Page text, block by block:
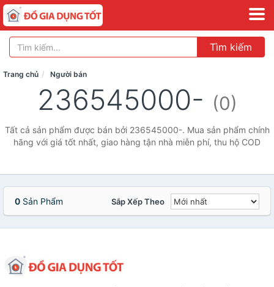
Tìm kiếm
Trang chủ Người bán
236545000- (0)
Tất cả sản phẩm được bán bởi 236545000-. Mua sản phẩm chính
hãng với giá tốt nhất, giao hàng tận nhà miễn phí, thu hộ COD
0 Sản Phẩm Sắp Xếp Theo